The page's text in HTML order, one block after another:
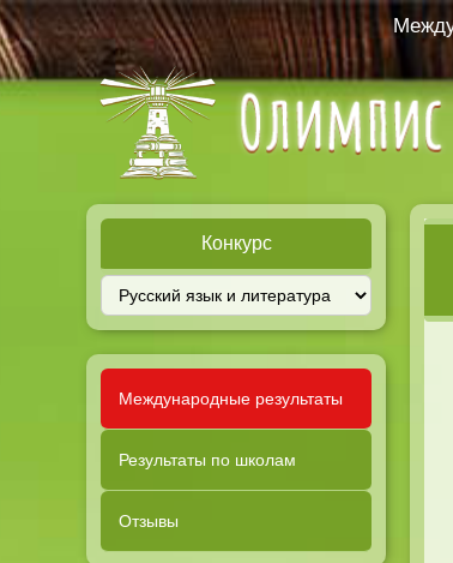
Конкурс
Международные результаты
Результаты по школам
Отзывы